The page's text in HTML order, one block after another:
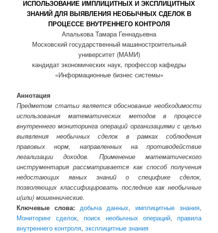
ИСПОЛЬЗОВАНИЕ ИМПЛИЦИТНЫХ И ЭКСПЛИЦИТНЫХ
ЗНАНИЙ ДЛЯ ВЫЯВЛЕНИЯ НЕОБЫЧНЫХ СДЕЛОК В
ПРОЦЕССЕ ВНУТРЕННЕГО КОНТРОЛЯ
Апалькова Тамара Геннадьевна
Московский государственный машиностроительный
университет (МАМИ)
кандидат экономических наук, профессор кафедры
«Информационные бизнес системы»
Аннотация
Предметом статьи является обоснование необходимости
использования математических методов в процессе
внутреннего мониторинга операций организациями с целью
выявления необычных сделок в рамках соблюдения
правовых норм, направленных на противодействие
легализации доходов. Применение математического
инструментария рассматривается как способ получения
недостающих явных знаний о специфике сделок,
позволяющих классифицировать последние как необычные
и(или) мошеннические.
Ключевые слова: добыча данных, имплицитные знания,
Мониторинг сделок, поиск необычных операций, правила
внутреннего контроля,эксплицитные знания